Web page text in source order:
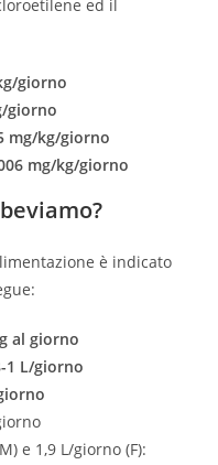
ed il
giorno
giorno
mg/kg/giorno
mg/kg/giorno
è indicato
al giorno
1 L/giorno
e 1,9 L/giorno (F):